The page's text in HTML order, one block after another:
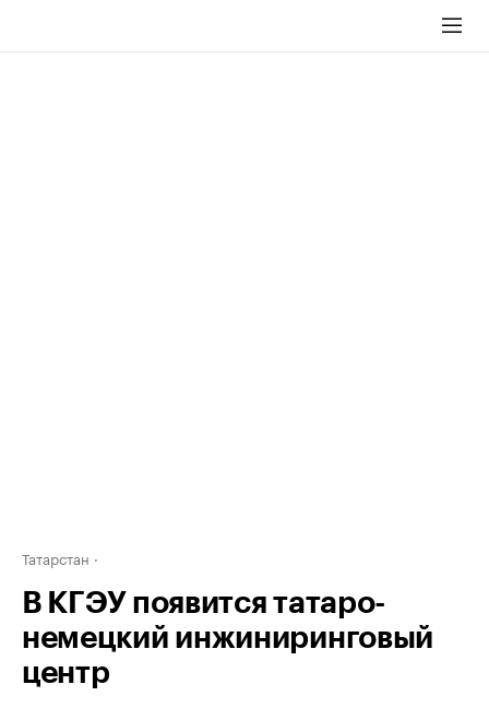
Татарстан
В КГЭУ появится татаро-
немецкий инжиниринговый
центр